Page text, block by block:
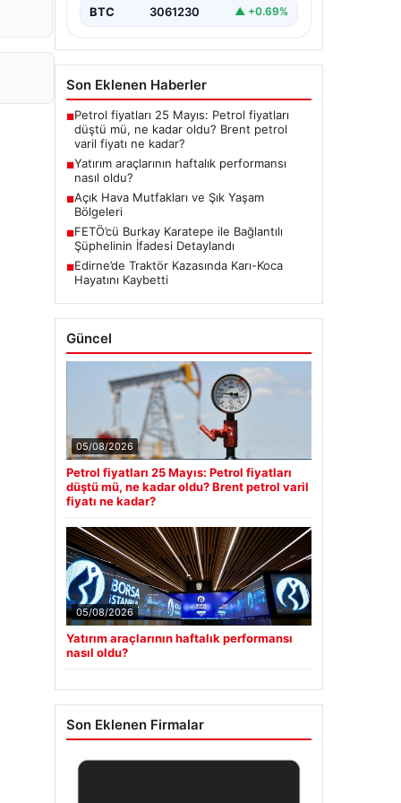
BTC 3061230 ▲ +0.69%
Son Eklenen Haberler
■Petrol fiyatları 25 Mayıs: Petrol fiyatları
düştü mü, ne kadar oldu? Brent petrol
varil fiyatı ne kadar?
■Yatırım araçlarının haftalık performansı
nasıl oldu?
■Açık Hava Mutfakları ve Şık Yaşam
Bölgeleri
■FETÖ’cü Burkay Karatepe ile Bağlantılı
Şüphelinin İfadesi Detaylandı
■Edirne’de Traktör Kazasında Karı-Koca
Hayatını Kaybetti
Güncel
05/08/2026
Petrol fiyatları 25 Mayıs: Petrol fiyatları
düştü mü, ne kadar oldu? Brent petrol varil
fiyatı ne kadar?
05/08/2026
Yatırım araçlarının haftalık performansı
nasıl oldu?
Son Eklenen Firmalar